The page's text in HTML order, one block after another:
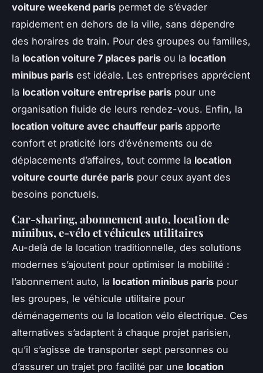
voiture weekend paris permet de s’évader
rapidement en dehors de la ville, sans dépendre
des horaires de train. Pour des groupes ou familles,
la location voiture 7 places paris ou la location
minibus paris est idéale. Les entreprises apprécient
la location voiture entreprise paris pour une
organisation fluide de leurs rendez-vous. Enfin, la
location voiture avec chauffeur paris apporte
confort et praticité lors d’événements ou de
déplacements d’affaires, tout comme la location
voiture courte durée paris pour ceux ayant des
besoins ponctuels.
Car-sharing, abonnement auto, location de
minibus, e-vélo et véhicules utilitaires
Au-delà de la location traditionnelle, des solutions
modernes s’ajoutent pour optimiser la mobilité :
l’abonnement auto, la location minibus paris pour
les groupes, le véhicule utilitaire pour
déménagements ou la location vélo électrique. Ces
alternatives s’adaptent à chaque projet parisien,
qu’il s’agisse de transporter sept personnes ou
d’assurer un trajet pro facilité par une location